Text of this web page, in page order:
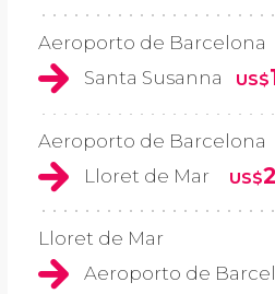
Aeroporto de Barcelona
Santa Susanna
US$
Aeroporto de Barcelona
Lloret de Mar
US$
Lloret de Mar
Aeroporto de